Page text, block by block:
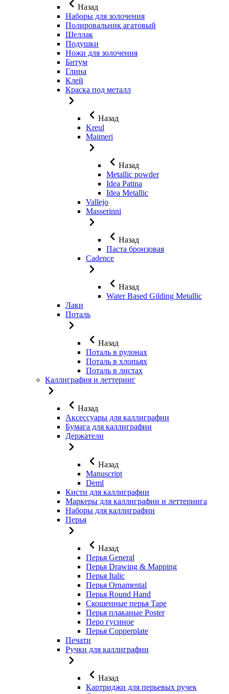
Назад
Наборы для золочения
Полировальник агатовый
Шеллак
Подушки
Ножи для золочения
Битум
Глина
Клей
Краска под металл
Назад
Kreul
Maimeri
Назад
Metallic powder
Idea Patina
Idea Metallic
Vallejo
Masserinni
Назад
Паста бронзовая
Cadence
Назад
Water Based Gilding Metallic
Лаки
Поталь
Назад
Поталь в рулонах
Поталь в хлопьях
Поталь в листах
Каллиграфия и леттеринг
Назад
Аксессуары для каллиграфии
Бумага для каллиграфии
Держатели
Назад
Manuscript
Deml
Кисти для каллиграфии
Маркеры для каллиграфии и леттеринга
Наборы для каллиграфии
Перья
Назад
Перья General
Перья Drawing & Mapping
Перья Italic
Перья Ornamental
Перья Round Hand
Скошенные перья Tape
Перья плаканые Poster
Перо гусиное
Перья Copperplate
Печати
Ручки для каллиграфии
Назад
Картриджи для перьевых ручек